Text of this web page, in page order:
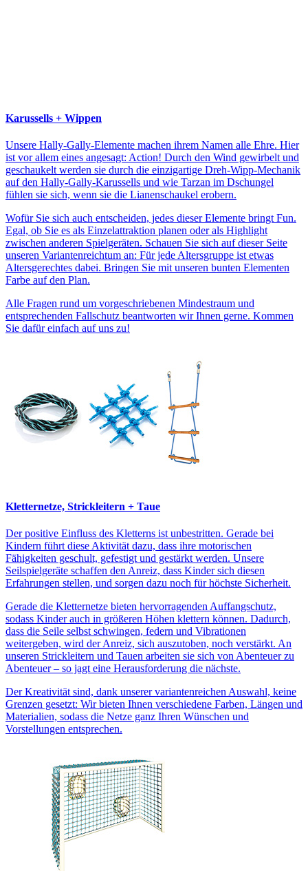
Karussells + Wippen
Unsere Hally-Gally-Elemente machen ihrem Namen alle Ehre. Hier
ist vor allem eines angesagt: Action! Durch den Wind gewirbelt und
geschaukelt werden sie durch die einzigartige Dreh-Wipp-Mechanik
auf den Hally-Gally-Karussells und wie Tarzan im Dschungel
fühlen sie sich, wenn sie die Lianenschaukel erobern.
Wofür Sie sich auch entscheiden, jedes dieser Elemente bringt Fun.
Egal, ob Sie es als Einzelattraktion planen oder als Highlight
zwischen anderen Spielgeräten. Schauen Sie sich auf dieser Seite
unseren Variantenreichtum an: Für jede Altersgruppe ist etwas
Altersgerechtes dabei. Bringen Sie mit unseren bunten Elementen
Farbe auf den Plan.
Alle Fragen rund um vorgeschriebenen Mindestraum und
entsprechenden Fallschutz beantworten wir Ihnen gerne. Kommen
Sie dafür einfach auf uns zu!
Kletternetze, Strickleitern + Taue
Der positive Einfluss des Kletterns ist unbestritten. Gerade bei
Kindern führt diese Aktivität dazu, dass ihre motorischen
Fähigkeiten geschult, gefestigt und gestärkt werden. Unsere
Seilspielgeräte schaffen den Anreiz, dass Kinder sich diesen
Erfahrungen stellen, und sorgen dazu noch für höchste Sicherheit.
Gerade die Kletternetze bieten hervorragenden Auffangschutz,
sodass Kinder auch in größeren Höhen klettern können. Dadurch,
dass die Seile selbst schwingen, federn und Vibrationen
weitergeben, wird der Anreiz, sich auszutoben, noch verstärkt. An
unseren Strickleitern und Tauen arbeiten sie sich von Abenteuer zu
Abenteuer – so jagt eine Herausforderung die nächste.
Der Kreativität sind, dank unserer variantenreichen Auswahl, keine
Grenzen gesetzt: Wir bieten Ihnen verschiedene Farben, Längen und
Materialien, sodass die Netze ganz Ihren Wünschen und
Vorstellungen entsprechen.